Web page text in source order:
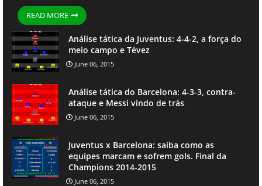
READ MORE
Análise tática da Juventus: 4-4-2, a força do
meio campo e Tévez
June 06, 2015
Análise tática do Barcelona: 4-3-3, contra-
ataque e Messi vindo de trás
June 06, 2015
Juventus x Barcelona: saiba como as
equipes marcam e sofrem gols. Final da
Champions 2014-2015
June 06, 2015